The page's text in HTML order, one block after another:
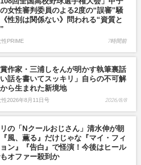
女性審判委員のよる2度の“誤審”騒
性別は関係ない》問われる“資質と
性PRIME 7時間前
作家・三浦しをんが明かす執筆裏話
い話を書いてスッキリ」自らの不可解
ら生まれた新境地
性2026年8月11日号 2026/8/8
の「Nクールおじさん」清水伸が朝
『風、薫る』だけじゃな『マイ・フィ
ン』『告白』で怪演！今後はヒール
オファー殺到か